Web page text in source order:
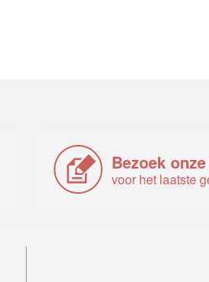
Bezoek
voor het laatste